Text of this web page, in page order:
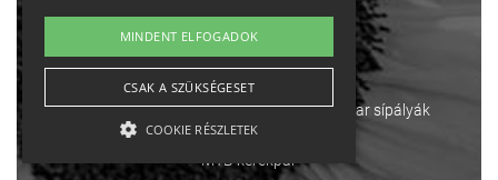
English
Ebike Osztrák sípályák Magyar sípályák
MTB kerékpár
MINDENT ELFOGADOK
CSAK A SZÜKSÉGESET
COOKIE RÉSZLETEK